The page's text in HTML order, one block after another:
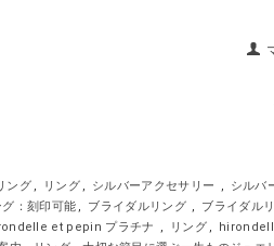
ング , リング , シルバーアクセサリー , シルバ
：刻印可能 , ブライダルリング , ブライダル
et pepin プラチナ , リング ,